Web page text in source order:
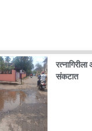
संकटात